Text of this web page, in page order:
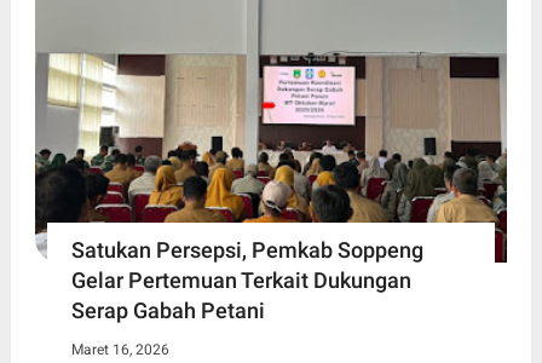
Satukan Persepsi, Pemkab Soppeng
Gelar Pertemuan Terkait Dukungan
Serap Gabah Petani
Maret 16, 2026